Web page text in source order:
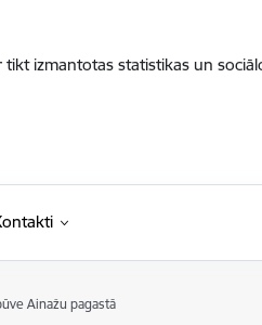
izmantotas statistikas un
Ainažu pagastā